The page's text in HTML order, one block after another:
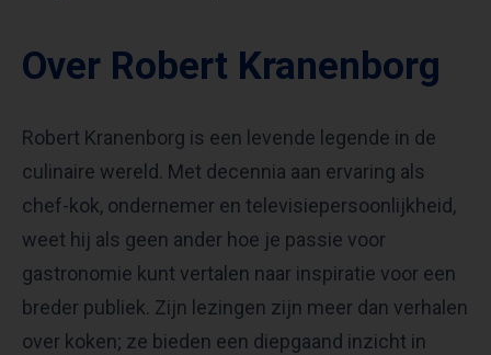
Over Robert Kranenborg
Robert Kranenborg is een levende legende in de
culinaire wereld. Met decennia aan ervaring als
chef-kok, ondernemer en televisiepersoonlijkheid,
weet hij als geen ander hoe je passie voor
gastronomie kunt vertalen naar inspiratie voor een
breder publiek. Zijn lezingen zijn meer dan verhalen
over koken; ze bieden een diepgaand inzicht in